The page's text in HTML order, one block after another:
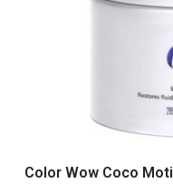
Color Wow Coco